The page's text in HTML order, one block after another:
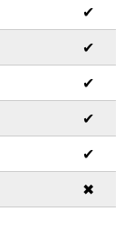
✔
✔
✔
✔
✔
✖